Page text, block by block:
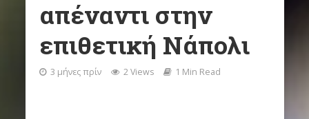
απέναντι στην
επιθετική Νάπολι
3 μήνες πρίν 2 Views 1 Min Read